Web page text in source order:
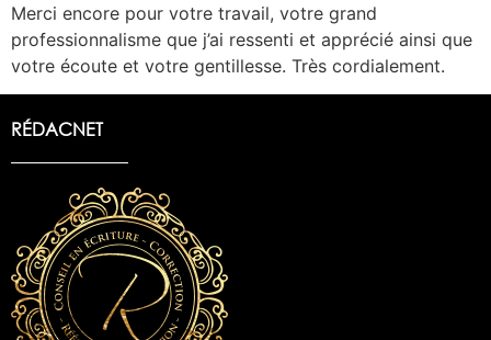
Merci encore pour votre travail, votre grand
professionnalisme que j’ai ressenti et apprécié ainsi que
votre écoute et votre gentillesse. Très cordialement.
RÉDACNET